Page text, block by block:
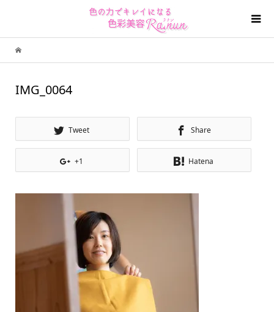
IMG_0064
Tweet Share
+1 Hatena